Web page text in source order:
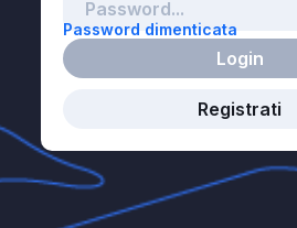
Password dimenticata
Login
Registrati